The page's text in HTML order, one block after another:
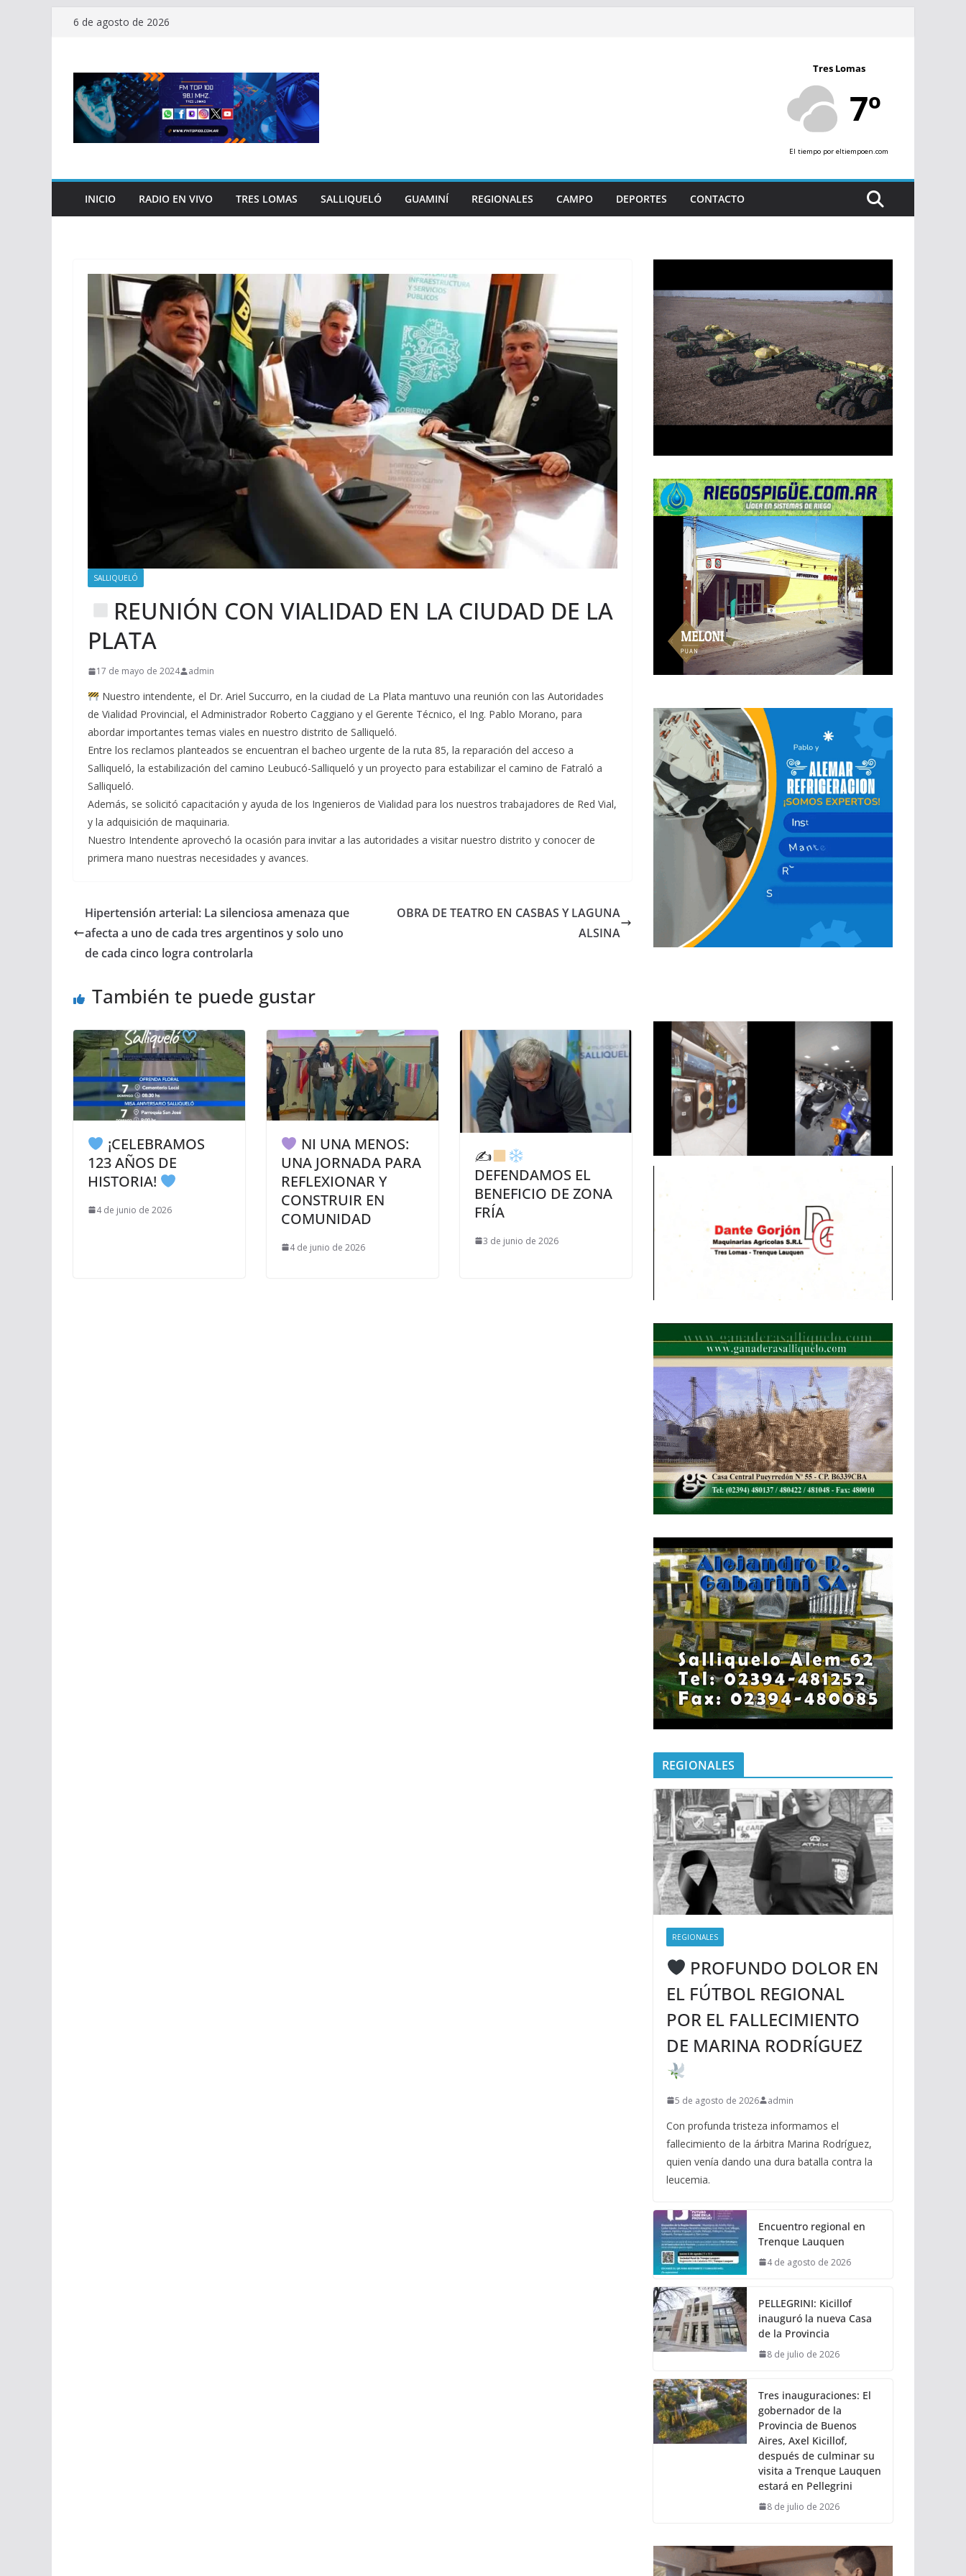
Saltar6 de agosto de 2026
Tres Lomas
7º
El tiempo por eltiempoen.com
INICIO RADIO EN VIVO TRES LOMAS SALLIQUELÓ GUAMINÍ REGIONALES CAMPO DEPORTES CONTACTO
SALLIQUELÓ
REUNIÓN CON VIALIDAD EN LA CIUDAD DE LA
PLATA
17 de mayo de 2024 admin
Nuestro intendente, el Dr. Ariel Succurro, en la ciudad de La Plata mantuvo una reunión con las Autoridades
de Vialidad Provincial, el Administrador Roberto Caggiano y el Gerente Técnico, el Ing. Pablo Morano, para
abordar importantes temas viales en nuestro distrito de Salliqueló.
Entre los reclamos planteados se encuentran el bacheo urgente de la ruta 85, la reparación del acceso a
Salliqueló, la estabilización del camino Leubucó-Salliqueló y un proyecto para estabilizar el camino de Fatraló a
Salliqueló.
Además, se solicitó capacitación y ayuda de los Ingenieros de Vialidad para los nuestros trabajadores de Red Vial,
y la adquisición de maquinaria.
Nuestro Intendente aprovechó la ocasión para invitar a las autoridades a visitar nuestro distrito y conocer de
primera mano nuestras necesidades y avances.
Hipertensión arterial: La silenciosa amenaza que
afecta a uno de cada tres argentinos y solo uno
de cada cinco logra controlarla
OBRA DE TEATRO EN CASBAS Y LAGUNA
ALSINA
También te puede gustar
¡CELEBRAMOS
123 AÑOS DE
HISTORIA!
4 de junio de 2026
NI UNA MENOS:
UNA JORNADA PARA
REFLEXIONAR Y
CONSTRUIR EN
COMUNIDAD
4 de junio de 2026
✍
DEFENDAMOS EL
BENEFICIO DE ZONA
FRÍA
3 de junio de 2026
REGIONALES
REGIONALES
PROFUNDO DOLOR EN
EL FÚTBOL REGIONAL
POR EL FALLECIMIENTO
DE MARINA RODRÍGUEZ
5 de agosto de 2026 admin
Con profunda tristeza informamos el
fallecimiento de la árbitra Marina Rodríguez,
quien venía dando una dura batalla contra la
leucemia.
Encuentro regional en
Trenque Lauquen
4 de agosto de 2026
PELLEGRINI: Kicillof
inauguró la nueva Casa
de la Provincia
8 de julio de 2026
Tres inauguraciones: El
gobernador de la
Provincia de Buenos
Aires, Axel Kicillof,
después de culminar su
visita a Trenque Lauquen
estará en Pellegrini
8 de julio de 2026